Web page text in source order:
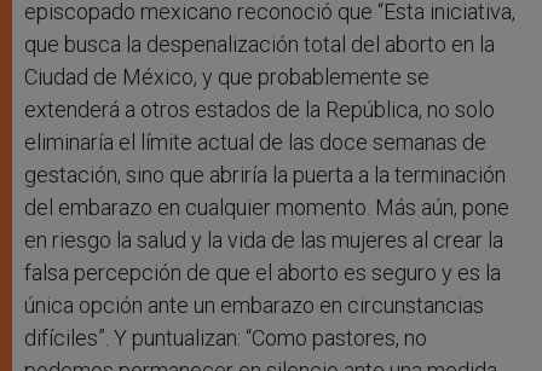
episcopado mexicano reconoció que “Esta iniciativa,
que busca la despenalización total del aborto en la
Ciudad de México, y que probablemente se
extenderá a otros estados de la República, no solo
eliminaría el límite actual de las doce semanas de
gestación, sino que abriría la puerta a la terminación
del embarazo en cualquier momento. Más aún, pone
en riesgo la salud y la vida de las mujeres al crear la
falsa percepción de que el aborto es seguro y es la
única opción ante un embarazo en circunstancias
difíciles”. Y puntualizan: “Como pastores, no